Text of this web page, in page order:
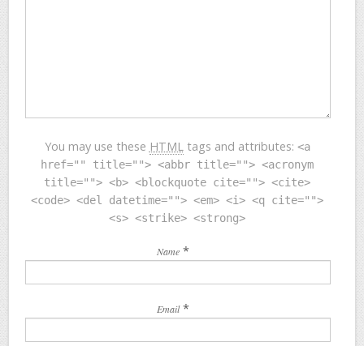
You may use these HTML tags and attributes: <a
href="" title=""> <abbr title=""> <acronym
title=""> <b> <blockquote cite=""> <cite>
<code> <del datetime=""> <em> <i> <q cite="">
<s> <strike> <strong>
Name *
Email *